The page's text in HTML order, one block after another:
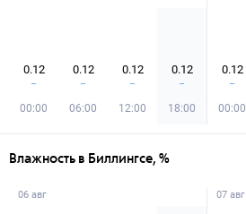
0.12
00:00
0.12
06:00
0.12
12:00
0.12
18:00
0.12
00:00
Влажность в Биллингсе, %
06 авг 07 авг